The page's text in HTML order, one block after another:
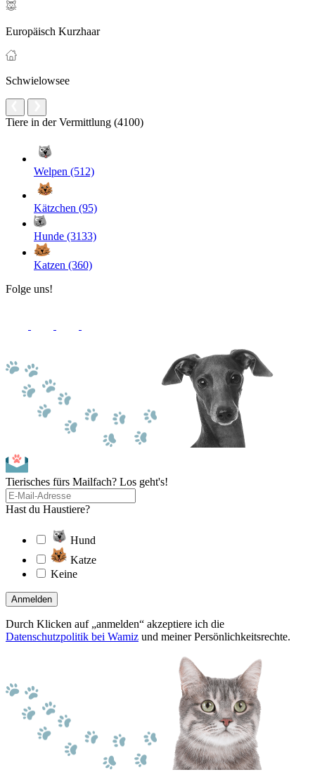
Europäisch Kurzhaar
Schwielowsee
Tiere in der Vermittlung (4100)
Welpen (512)
Kätzchen (95)
Hunde (3133)
Katzen (360)
Folge uns!
Tierisches fürs Mailfach? Los geht's!
Hast du Haustiere?
Hund
Katze
Keine
Anmelden
Durch Klicken auf „anmelden“ akzeptiere ich die
Datenschutzpolitik bei Wamiz und meiner Persönlichkeitsrechte.